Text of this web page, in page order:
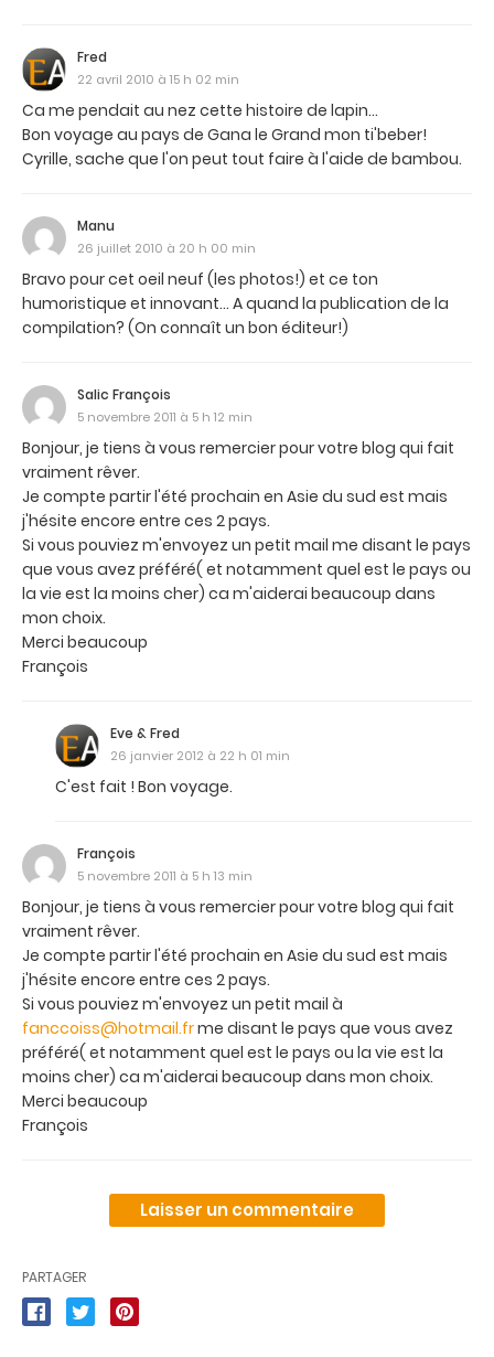
Fred
22 avril 2010 à 15 h 02 min
Ca me pendait au nez cette histoire de lapin...
Bon voyage au pays de Gana le Grand mon ti'beber!
Cyrille, sache que l'on peut tout faire à l'aide de bambou.
Manu
26 juillet 2010 à 20 h 00 min
Bravo pour cet oeil neuf (les photos!) et ce ton
humoristique et innovant... A quand la publication de la
compilation? (On connaît un bon éditeur!)
Salic François
5 novembre 2011 à 5 h 12 min
Bonjour, je tiens à vous remercier pour votre blog qui fait
vraiment rêver.
Je compte partir l'été prochain en Asie du sud est mais
j'hésite encore entre ces 2 pays.
Si vous pouviez m'envoyez un petit mail me disant le pays
que vous avez préféré( et notamment quel est le pays ou
la vie est la moins cher) ca m'aiderai beaucoup dans
mon choix.
Merci beaucoup
François
Eve & Fred
26 janvier 2012 à 22 h 01 min
C'est fait ! Bon voyage.
François
5 novembre 2011 à 5 h 13 min
Bonjour, je tiens à vous remercier pour votre blog qui fait
vraiment rêver.
Je compte partir l'été prochain en Asie du sud est mais
j'hésite encore entre ces 2 pays.
Si vous pouviez m'envoyez un petit mail à
fanccoiss@hotmail.frme disant le pays que vous avez
préféré( et notamment quel est le pays ou la vie est la
moins cher) ca m'aiderai beaucoup dans mon choix.
Merci beaucoup
François
Laisser un commentaire
PARTAGER